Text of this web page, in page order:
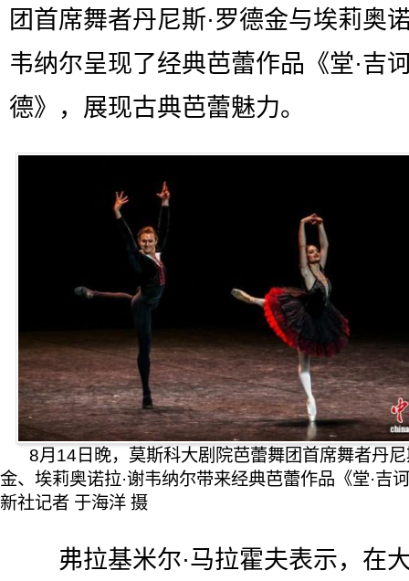
团首席舞者丹尼斯·罗德金与埃莉奥
韦纳尔呈现了经典芭蕾作品《堂·吉
德》，展现古典芭蕾魅力。
8月14日晚，莫斯科大剧院芭蕾舞团首席舞者丹尼
金、埃莉奥诺拉·谢韦纳尔带来经典芭蕾作品《堂·吉
新社记者 于海洋 摄
弗拉基米尔·马拉霍夫表示，在